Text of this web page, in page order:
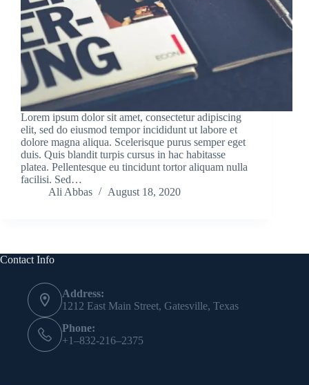
Lorem ipsum dolor sit amet, consectetur adipiscing
elit, sed do eiusmod tempor incididunt ut labore et
dolore magna aliqua. Scelerisque purus semper eget
duis. Quis blandit turpis cursus in hac habitasse
platea. Pellentesque eu tincidunt tortor aliquam nulla
facilisi. Sed…
Ali Abbas
August 18, 2020
Contact Info
Address:
1212 East Main Street, Gatesville, Texas
Phone:
+1–832-216–2375